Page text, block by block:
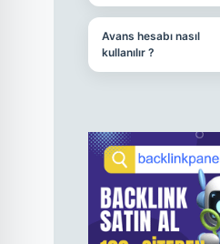
Avans hesabı nasıl
kullanılır ?